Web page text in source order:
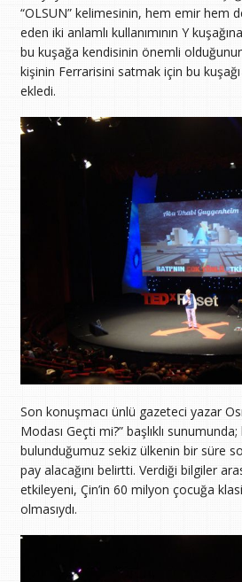
“OLSUN” kelimesinin, hem emir hem
eden iki anlamlı kullanımının Y
bu kuşağa kendisinin önemli
kişinin Ferrarisini satmak için bu
ekledi.
Son konuşmacı ünlü gazeteci yazar
Modası Geçti mi?” başlıklı
bulunduğumuz sekiz ülkenin bir süre
pay alacağını belirtti. Verdiği bilgiler
etkileyeni, Çin’in 60 milyon çocuğa
olmasıydı.